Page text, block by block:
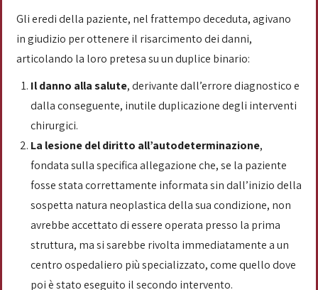
Gli eredi della paziente, nel frattempo deceduta, agivano
in giudizio per ottenere il risarcimento dei danni,
articolando la loro pretesa su un duplice binario:
Il danno alla salute, derivante dall’errore diagnostico e
dalla conseguente, inutile duplicazione degli interventi
chirurgici.
La lesione del diritto all’autodeterminazione,
fondata sulla specifica allegazione che, se la paziente
fosse stata correttamente informata sin dall’inizio della
sospetta natura neoplastica della sua condizione, non
avrebbe accettato di essere operata presso la prima
struttura, ma si sarebbe rivolta immediatamente a un
centro ospedaliero più specializzato, come quello dove
poi è stato eseguito il secondo intervento.